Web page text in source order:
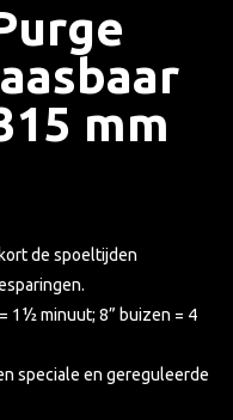
mm
de spoeltijden
1½ minuut; 8” buizen = 4
speciale en gereguleerde
per minuut.